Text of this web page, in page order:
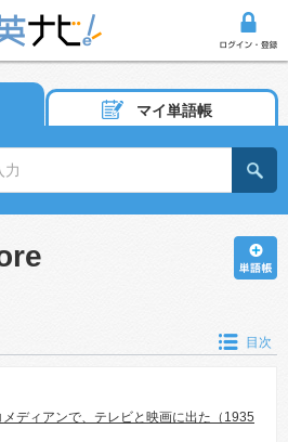
マイ単語帳
目次
ディアンで、テレビと映画に出た（1935